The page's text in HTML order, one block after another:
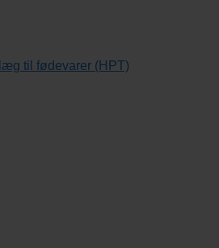
til fødevarer (HPT)